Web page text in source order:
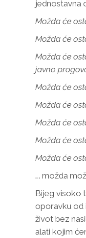
jednostavna
Možda će
Možda će
Možda će
javno
Možda će
Možda će
Možda će
Možda će
Možda će
…. možda
Bijeg visoko
oporavku od
život bez
alati kojim